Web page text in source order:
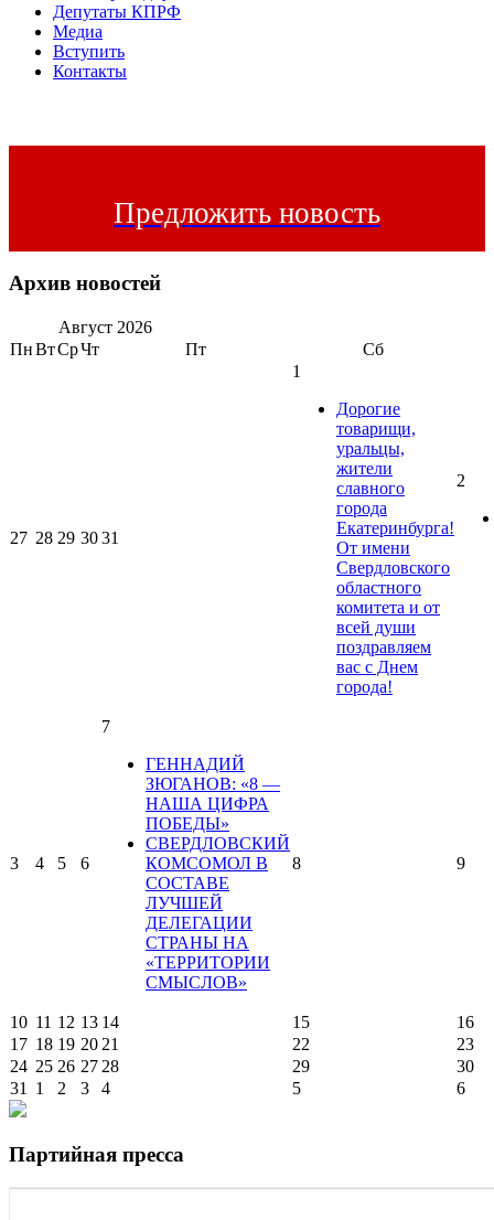
Депутаты КПРФ
Медиа
Вступить
Контакты
Предложить новость
Архив новостей
Август 2026
ПнВтСрЧт Пт Сб
27 28 29 3031
1
Дорогие
товарищи,
уральцы,
жители
славного
города
Екатеринбурга!
От имени
Свердловского
областного
комитета и от
всей души
поздравляем
вас с Днем
города!
2
3 4 5 6
7
ГЕННАДИЙ
ЗЮГАНОВ: «8 —
НАША ЦИФРА
ПОБЕДЫ»
СВЕРДЛОВСКИЙ
КОМСОМОЛ В
СОСТАВЕ
ЛУЧШЕЙ
ДЕЛЕГАЦИИ
СТРАНЫ НА
«ТЕРРИТОРИИ
СМЫСЛОВ»
8 9
10 11 12 13 14 15
16
17 18 19 20 21 22
23
24 25 26 27 28 29
30
31
1 2 3 4 5 6
Партийная пресса